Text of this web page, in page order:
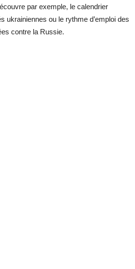
par exemple, le calendrier
ukrainiennes ou le rythme d’emploi des
contre la Russie.